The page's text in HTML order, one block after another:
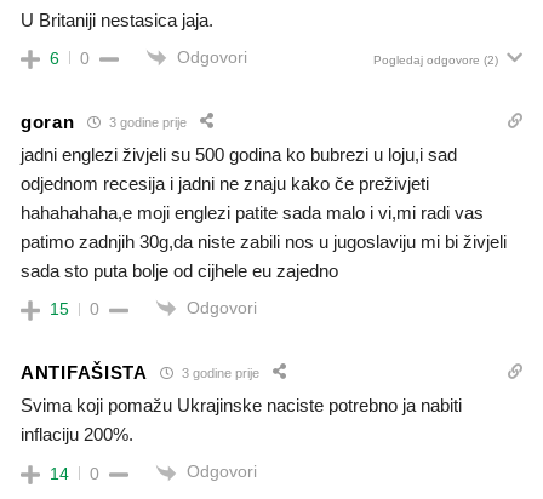
U Britaniji nestasica jaja.
6 0 Odgovori Pogledaj odgovore (2)
goran 3 godine prije
jadni englezi živjeli su 500 godina ko bubrezi u loju,i sad
odjednom recesija i jadni ne znaju kako če preživjeti
hahahahaha,e moji englezi patite sada malo i vi,mi radi vas
patimo zadnjih 30g,da niste zabili nos u jugoslaviju mi bi živjeli
sada sto puta bolje od cijhele eu zajedno
15 0 Odgovori
ANTIFAŠISTA 3 godine prije
Svima koji pomažu Ukrajinske naciste potrebno ja nabiti
inflaciju 200%.
14 0 Odgovori